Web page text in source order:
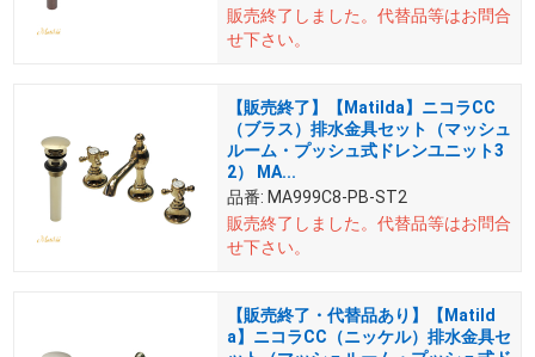
販売終了しました。 代替品等はお問合
せ下さい。
【販売終了】【Matilda】ニコラCC
（ブラス）排水金具セット（マッシュ
ルーム・プッシュ式ドレンユニット3
2） MA...
品番: MA999C8-PB-ST2
販売終了しました。 代替品等はお問合
せ下さい。
【販売終了・代替品あり】【Matild
a】ニコラCC（ニッケル）排水金具セ